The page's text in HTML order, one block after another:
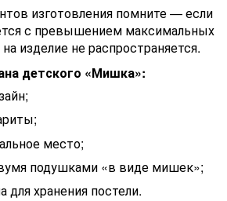
изготовления помните — если
с превышением максимальных
на изделие не распространяется.
детского «Мишка»:
место;
подушками «в виде мишек»;
для хранения постели.